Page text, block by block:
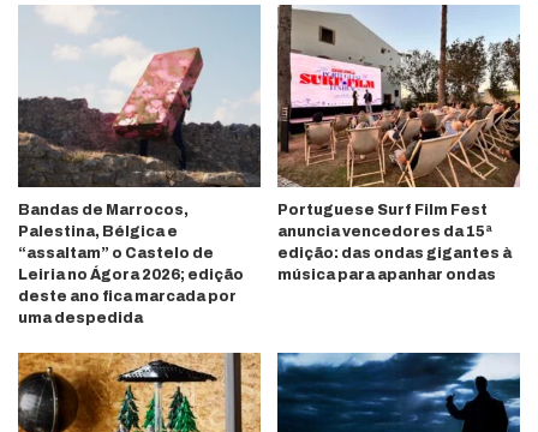
Bandas de Marrocos,
Palestina, Bélgica e
“assaltam” o Castelo de
Leiria no Ágora 2026; edição
deste ano fica marcada por
uma despedida
Portuguese Surf Film Fest
anuncia vencedores da 15ª
edição: das ondas gigantes à
música para apanhar ondas